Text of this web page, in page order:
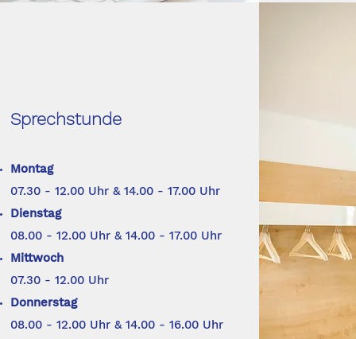
Sprechstunde
Montag
07.30 - 12.00 Uhr & 14.00 - 17.00 Uhr
Dienstag
08.00 - 12.00 Uhr & 14.00 - 17.00 Uhr
Mittwoch
07.30 - 12.00 Uhr
Donnerstag
08.00 - 12.00 Uhr & 14.00 - 16.00 Uhr